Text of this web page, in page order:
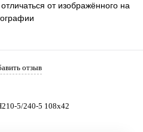
от изображённого на
отзыв
5/240-5 108x42